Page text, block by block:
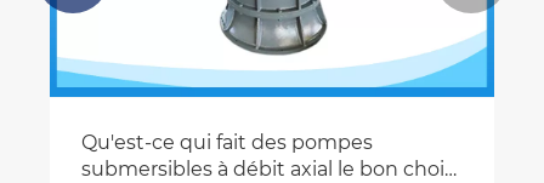
Qu'est-ce qui fait des pompes
submersibles à débit axial le bon choix